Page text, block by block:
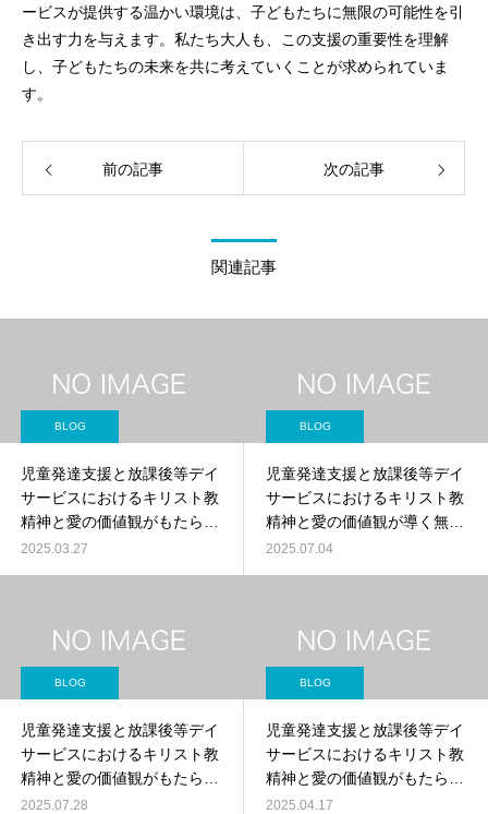
ービスが提供する温かい環境は、子どもたちに無限の可能性を引
き出す力を与えます。私たち大人も、この支援の重要性を理解
し、子どもたちの未来を共に考えていくことが求められていま
す。
前の記事 次の記事
関連記事
BLOG
児童発達支援と放課後等デイ
サービスにおけるキリスト教
精神と愛の価値観がもたらす
無限の可能性
2025.03.27
BLOG
児童発達支援と放課後等デイ
サービスにおけるキリスト教
精神と愛の価値観が導く無限
の可能性
2025.07.04
BLOG
児童発達支援と放課後等デイ
サービスにおけるキリスト教
精神と愛の価値観がもたらす
無限の可能性
2025.07.28
BLOG
児童発達支援と放課後等デイ
サービスにおけるキリスト教
精神と愛の価値観がもたらす
無限の可能性
2025.04.17